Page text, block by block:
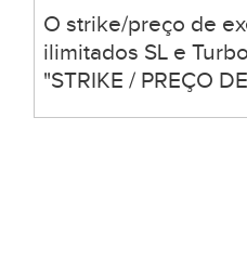
O strike/preço de
ilimitados SL e
"STRIKE / PREÇO